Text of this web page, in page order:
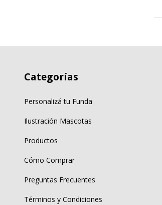
Categorías
Personalizá tu Funda
Ilustración Mascotas
Productos
Cómo Comprar
Preguntas Frecuentes
Términos y Condiciones